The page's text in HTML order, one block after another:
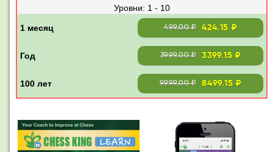
1 - 10
499.00 ₽ 424.15 ₽
3999.00 ₽ 3399.15 ₽
9999.00 ₽ 8499.15 ₽